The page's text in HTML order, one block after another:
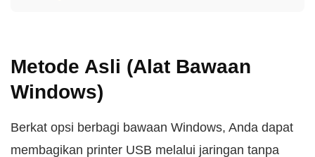
Metode Asli (Alat Bawaan
Windows)
Berkat opsi berbagi bawaan Windows, Anda dapat
membagikan printer USB melalui jaringan tanpa